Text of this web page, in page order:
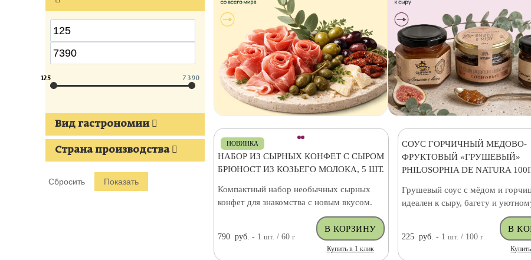
125 7 390
Вид гастрономии
Страна производства
НОВИНКА
НАБОР ИЗ СЫРНЫХ КОНФЕТ С СЫРОМ
БРЮНОСТ ИЗ КОЗЬЕГО МОЛОКА, 5 ШТ.
Компактный набор необычных сырных
конфет для знакомства с новым вкусом.
790 руб. - 1 шт. / 60 г
Купить в 1 клик
СОУС ГОРЧИЧНЫЙ МЕДОВО-
ФРУКТОВЫЙ «ГРУШЕВЫЙ»
PHILOSOPHIA DE NATURA
Грушевый соус с мёдом и
идеален к сыру, багету и
225 руб. - 1 шт. / 100 г